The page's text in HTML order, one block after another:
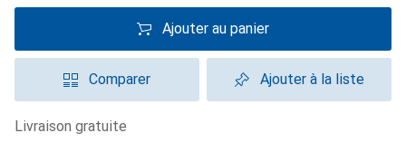
Ajouter au panier
Comparer Ajouter à la liste
livraison gratuite